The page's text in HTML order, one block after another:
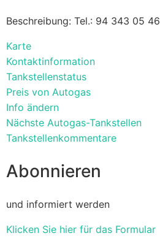
Beschreibung: Tel.: 94 343 05 46
Karte
Kontaktinformation
Tankstellenstatus
Preis von Autogas
Info ändern
Nächste Autogas-Tankstellen
Tankstellenkommentare
Abonnieren
und informiert werden
Klicken Sie hier für das Formular